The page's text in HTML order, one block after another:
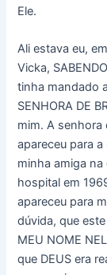
Ele.
Ali estava eu,
Vicka,
tinha mandado
SENHORA DE
mim. A senhora
apareceu para a
minha amiga na
hospital em
apareceu para
dúvida, que
MEU NOME
que DEUS era